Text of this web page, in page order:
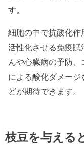
す。
細胞の中で抗酸化
活性化させる免疫
んや心臓病の予防
による酸化ダメー
どが期待できます。
枝豆を与える